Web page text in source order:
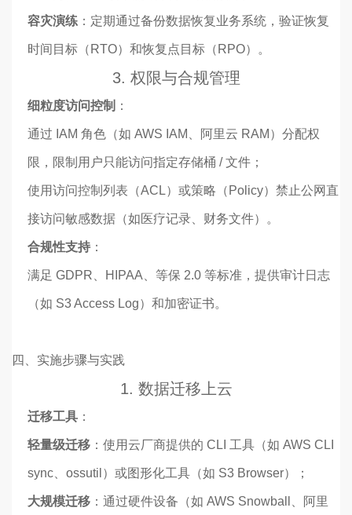
容灾演练 ：定期通过备份数据恢复业务系统，验证恢复
时间目标（RTO）和恢复点目标（RPO）。
3. 权限与合规管理
细粒度访问控制 ：
通过 IAM 角色（如 AWS IAM、阿里云 RAM）分配权
限，限制用户只能访问指定存储桶 / 文件；
使用访问控制列表（ACL）或策略（Policy）禁止公网直
接访问敏感数据（如医疗记录、财务文件）。
合规性支持 ：
满足 GDPR、HIPAA、等保 2.0 等标准，提供审计日志
（如 S3 Access Log）和加密证书。
四、实施步骤与实践
1. 数据迁移上云
迁移工具 ：
轻量级迁移 ：使用云厂商提供的 CLI 工具（如 AWS CLI
sync、ossutil）或图形化工具（如 S3 Browser）；
大规模迁移 ：通过硬件设备（如 AWS Snowball、阿里